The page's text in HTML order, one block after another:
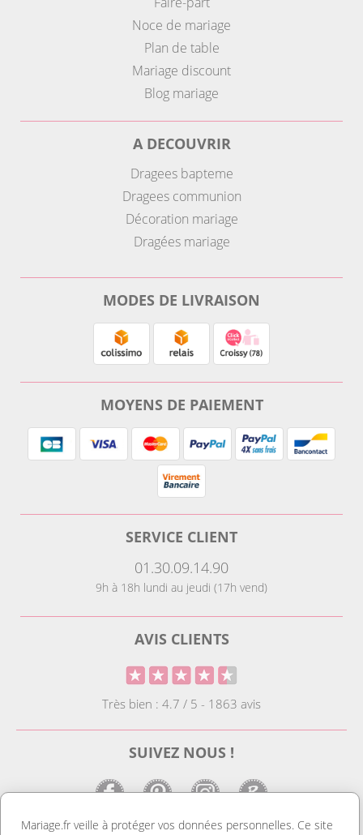
Noce de mariage
Plan de table
Mariage discount
Blog mariage
A DECOUVRIR
Dragees bapteme
Dragees communion
Décoration mariage
Dragées mariage
MODES DE LIVRAISON
MOYENS DE PAIEMENT
SERVICE CLIENT
01.30.09.14.90
9h à 18h lundi au jeudi (17h vend)
AVIS CLIENTS
Très bien : 4.7 / 5 - 1863 avis
SUIVEZ NOUS !
Mariage.fr veille à protéger vos données personnelles. Ce site